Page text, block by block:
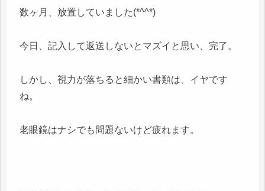
数ヶ月、放置していました(*^^*)
今日、記入して返送しないとマズイと思い、完了。
しかし、視力が落ちると細かい書類は、イヤです
ね。
老眼鏡はナシでも問題ないけど疲れます。